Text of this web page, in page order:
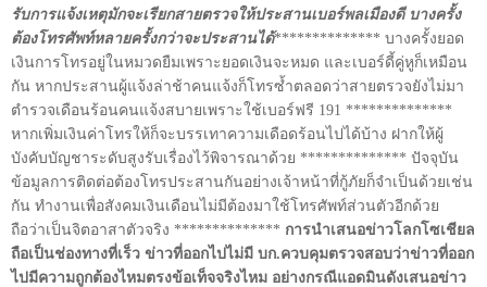
รับการแจ้งเหตุมักจะเรียกสายตรวจให้ประสานเบอร์พลเมืองดี บางครั้ง
ต้องโทรศัพท์หลายครั้งกว่าจะประสานได้************** บางครั้งยอด
เงินการโทรอยู่ในหมวดยืมเพราะยอดเงินจะหมด และเบอร์ดี้คู่หูก็เหมือน
กัน หากประสานผู้แจ้งล่าช้าคนแจ้งก็โทรซ้ำตลอดว่าสายตรวจยังไม่มา
ตำรวจเดือนร้อนคนแจ้งสบายเพราะใช้เบอร์ฟรี 191 **************
หากเพิ่มเงินค่าโทรให้ก็จะบรรเทาความเดือดร้อนไปได้บ้าง ฝากให้ผู้
บังคับบัญชาระดับสูงรับเรื่องไว้พิจารณาด้วย ************** ปัจจุบัน
ข้อมูลการติดต่อต้องโทรประสานกันอย่างเจ้าหน้าที่กู้ภัยก็จำเป็นด้วยเช่น
กัน ทำงานเพื่อสังคมเงินเดือนไม่มีต้องมาใช้โทรศัพท์ส่วนตัวอีกด้วย
ถือว่าเป็นจิตอาสาตัวจริง ************** การนำเสนอข่าวโลกโซเชียล
ถือเป็นช่องทางที่เร็ว ข่าวที่ออกไปไม่มี บก.ควบคุมตรวจสอบว่าข่าวที่ออก
ไปมีความถูกต้องไหมตรงข้อเท็จจริงไหม อย่างกรณีแอดมินดังเสนอข่าว